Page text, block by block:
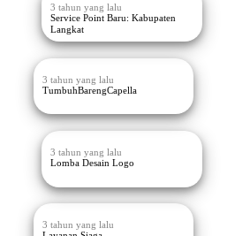
3 tahun yang lalu
Service Point Baru: Kabupaten
Langkat
3 tahun yang lalu
TumbuhBarengCapella
3 tahun yang lalu
Lomba Desain Logo
3 tahun yang lalu